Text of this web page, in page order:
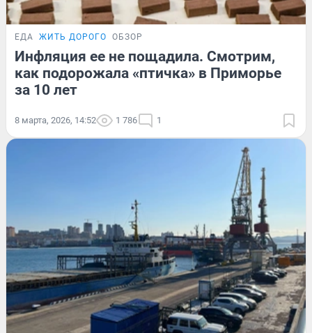
ЕДА ЖИТЬ ДОРОГО ОБЗОР
Инфляция ее не пощадила. Смотрим,
как подорожала «птичка» в Приморье
за 10 лет
8 марта, 2026, 14:52 1 786 1